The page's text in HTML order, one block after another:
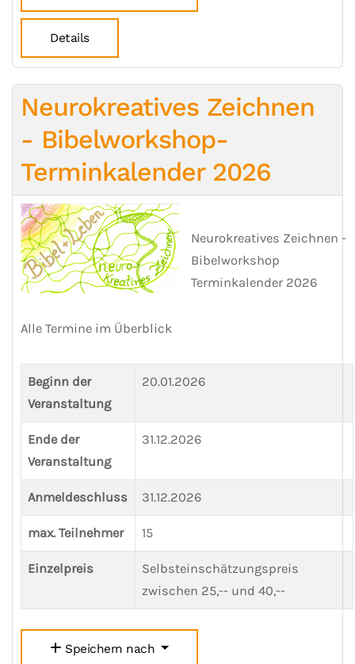
Details
Neurokreatives Zeichnen
- Bibelworkshop-
Terminkalender 2026
Neurokreatives Zeichnen -
Bibelworkshop
Terminkalender 2026
Alle Termine im Überblick
Beginn der
Veranstaltung
20.01.2026
Ende der
Veranstaltung
31.12.2026
Anmeldeschluss 31.12.2026
max. Teilnehmer 15
Einzelpreis
Selbsteinschätzungspreis
zwischen 25,-- und 40,--
Speichern nach